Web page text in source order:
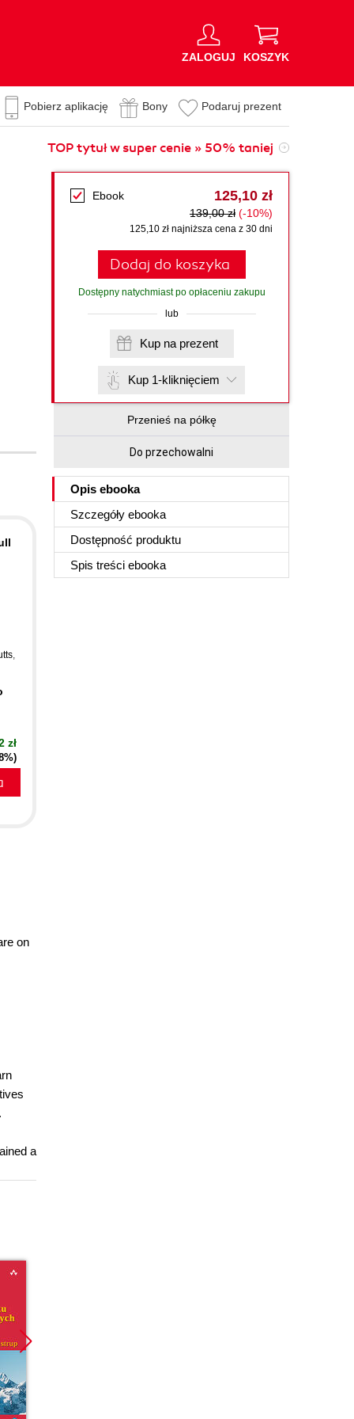
ZALOGUJ KOSZYK
Pobierz aplikację Bony Podaruj prezent
TOP tytuł w super cenie » 50% taniej
Ebook 125,10 zł
139,00 zł (-10%)
125,10 zł najniższa cena z 30 dni
Dodaj do koszyka
Dostępny natychmiast po opłaceniu zakupu
lub
Kup na prezent
Kup 1-kliknięciem
Przenieś na półkę
Do przechowalni
Opis ebooka
Szczegóły ebooka
Dostępność produktu
Spis treści ebooka
,
zł
on
a